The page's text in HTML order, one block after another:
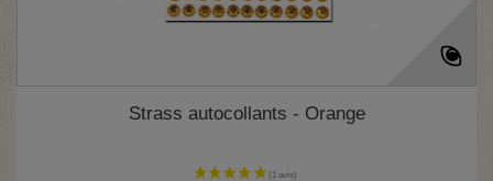
Strass autocollants - Orange